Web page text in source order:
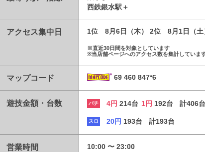
西鉄銀水駅
アクセス集中日 1位 8月6日（木） 2位 8月1日（土
※直近30日間を対象としています
※当店舗ページへのアクセス数を集計していま
マップコード 69 460 847*6
遊技金額・台数 パチ 4円 214台 1円 192台 計406台
スロ 20円 193台 計193台
営業時間 10:00 〜 23:00